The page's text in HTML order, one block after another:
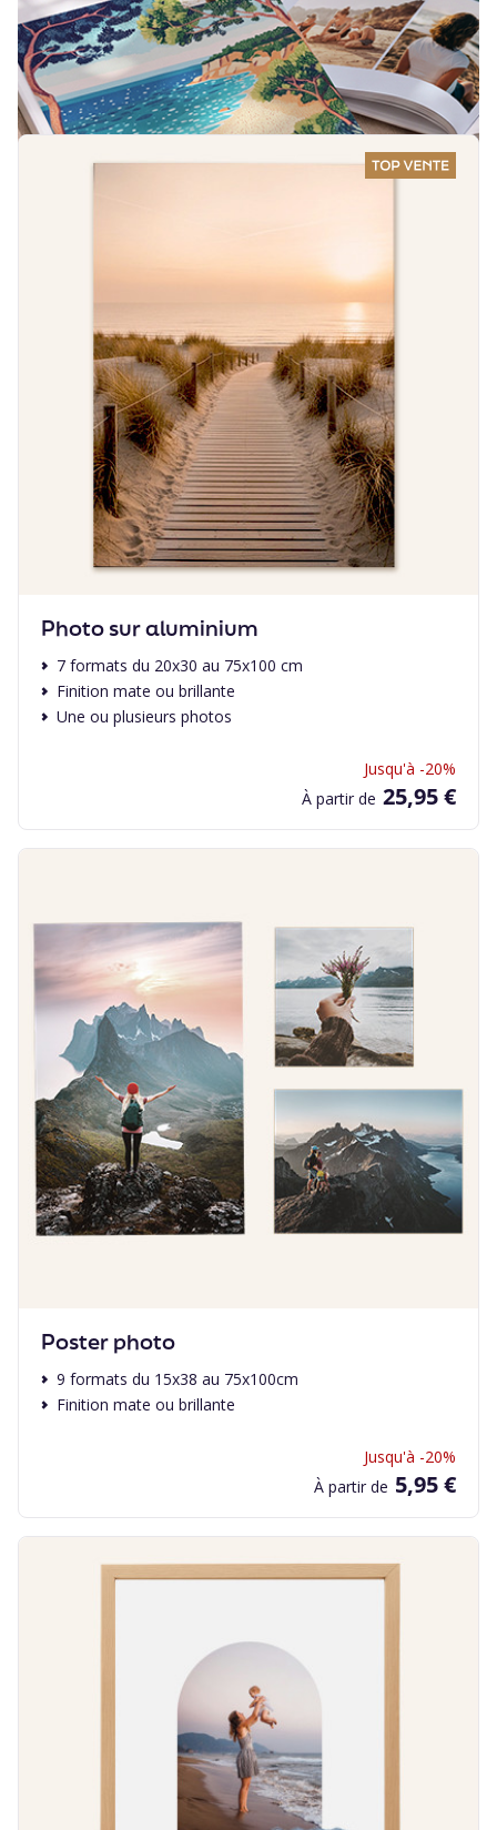
Photo sur aluminium
7 formats du 20x30 au 75x100 cm
Finition mate ou brillante
Une ou plusieurs photos
Jusqu'à -20%
À partir de 25,95 €
Poster photo
9 formats du 15x38 au 75x100cm
Finition mate ou brillante
Jusqu'à -20%
À partir de 5,95 €